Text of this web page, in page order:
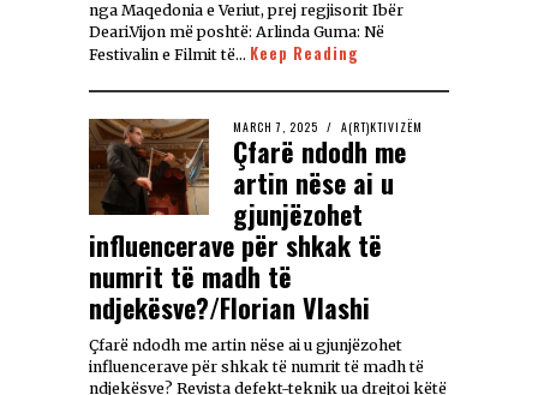
nga Maqedonia e Veriut, prej regjisorit Ibër
Deari.Vijon më poshtë: Arlinda Guma: Në
Festivalin e Filmit të… Keep Reading
MARCH 7, 2025 A(RT)KTIVIZËM
Çfarë ndodh me
artin nëse ai u
gjunjëzohet
influencerave për shkak të
numrit të madh të
ndjekësve?/Florian Vlashi
Çfarë ndodh me artin nëse ai u gjunjëzohet
influencerave për shkak të numrit të madh të
ndjekësve? Revista defekt-teknik ua drejtoi këtë